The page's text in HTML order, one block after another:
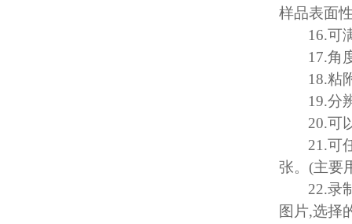
样品表面
16.可
17.角
18.粘
19.分
20.可
21.可
张。 (主要
22.录
图片,选择